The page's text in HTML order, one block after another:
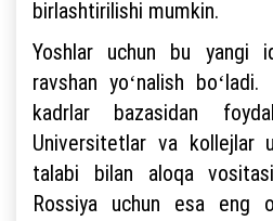
birlashtirilishi mumkin.
Yoshlar uchun bu yangi
ravshan yoʻnalish
kadrlar bazasidan
Universitetlar va kollejlar
talabi bilan aloqa
Rossiya uchun esa eng